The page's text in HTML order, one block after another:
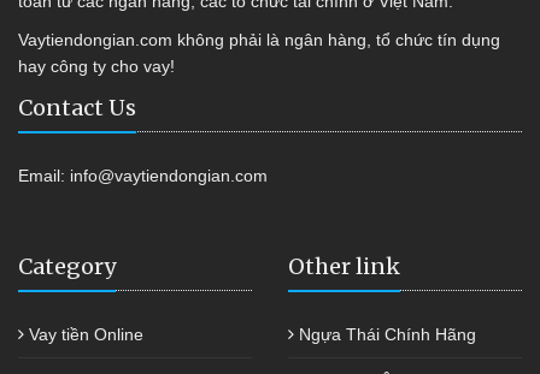
Vaytiendongian.com không phải là ngân hàng, tổ chức tín dụng
hay công ty cho vay!
Contact Us
Email: info@vaytiendongian.com
Category
Vay tiền Online
Other link
Ngựa Thái Chính Hãng